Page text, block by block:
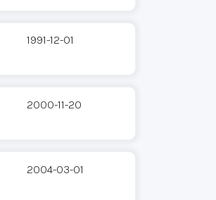
1991-12-01
2000-11-20
2004-03-01